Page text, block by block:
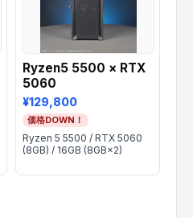
Ryzen5 5500 × RTX
5060
¥129,800
価格DOWN！
Ryzen 5 5500 / RTX 5060
(8GB) / 16GB (8GB×2)